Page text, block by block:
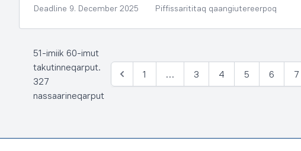
Deadline 9. December 2025 Piffissarititaq qaangiutereerpoq
51-imiik 60-imut
takutinneqarput.
327
nassaarineqarput
Siulia
1 … 3 4 5 6 7